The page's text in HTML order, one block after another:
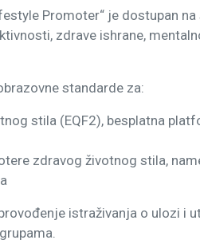
Promoter“ je dostupan
zdrave ishrane,
standarde za:
stila (EQF2), besplatna
zdravog životnog stila,
istraživanja o ulozi i